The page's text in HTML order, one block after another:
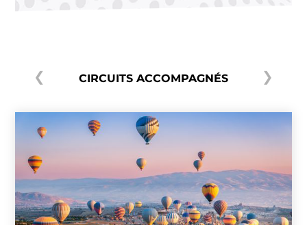
CIRCUITS ACCOMPAGNÉS